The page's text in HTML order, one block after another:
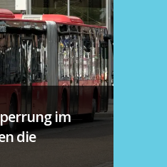
im
die